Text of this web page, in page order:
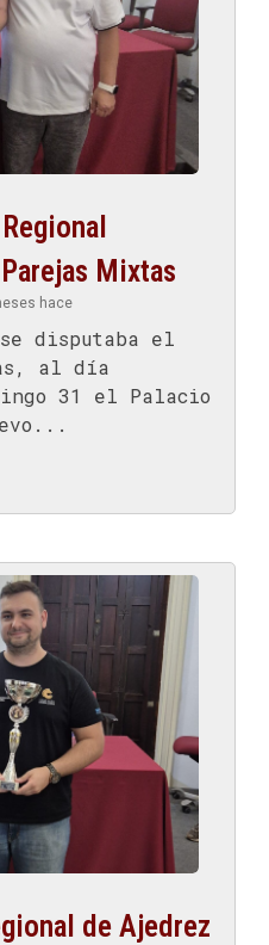
Mixtas
hace
disputaba el
al día
31 el Palacio
de Ajedrez